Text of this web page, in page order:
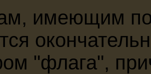
имеющим
"флага",